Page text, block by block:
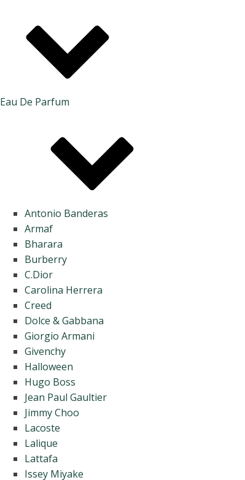
Eau De Parfum
Antonio Banderas
Armaf
Bharara
Burberry
C.Dior
Carolina Herrera
Creed
Dolce & Gabbana
Giorgio Armani
Givenchy
Halloween
Hugo Boss
Jean Paul Gaultier
Jimmy Choo
Lacoste
Lalique
Lattafa
Issey Miyake